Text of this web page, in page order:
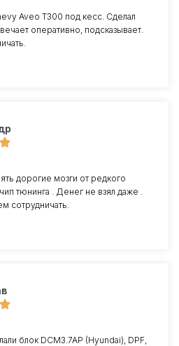
Aveo T300 под кесс. Сделал
оперативно, подсказывает.
дорогие мозги от редкого
тюнинга . Денег не взял даже .
сотрудничать.
блок DCM3.7AP (Hyundai), DPF,